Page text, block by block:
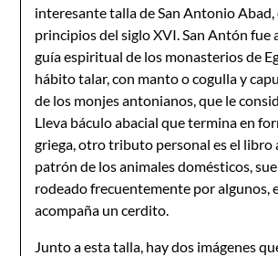
interesante talla de San Antonio Abad,
principios del siglo XVI. San Antón fue
guía espiritual de los monasterios de
hábito talar, con manto o cogulla y
de los monjes antonianos, que le
Lleva báculo abacial que termina en
griega, otro tributo personal es el libro
patrón de los animales domésticos,
rodeado frecuentemente por algunos,
acompaña un cerdito.
Junto a esta talla, hay dos imágenes